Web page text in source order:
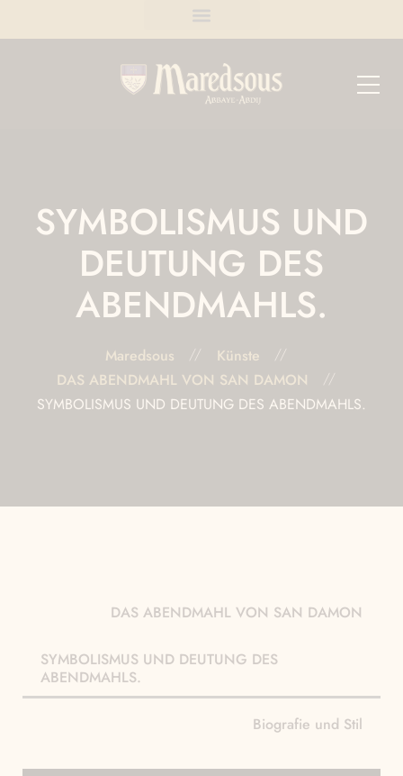
SYMBOLISMUS UND
DEUTUNG DES
ABENDMAHLS.
Maredsous
Künste
DAS ABENDMAHL VON SAN DAMON
SYMBOLISMUS UND DEUTUNG DES ABENDMAHLS.
DAS ABENDMAHL VON SAN DAMON
SYMBOLISMUS UND DEUTUNG DES
ABENDMAHLS.
Biografie und Stil